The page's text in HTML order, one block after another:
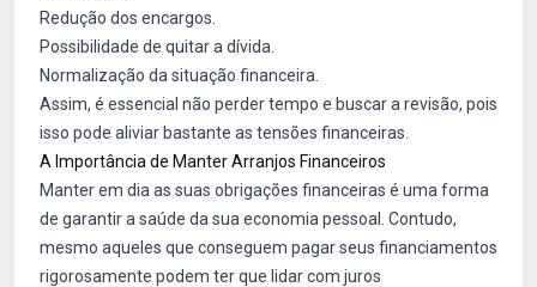
Redução dos encargos.
Possibilidade de quitar a dívida.
Normalização da situação financeira.
Assim, é essencial não perder tempo e buscar a revisão, pois
isso pode aliviar bastante as tensões financeiras.
A Importância de Manter Arranjos Financeiros
Manter em dia as suas obrigações financeiras é uma forma
de garantir a saúde da sua economia pessoal. Contudo,
mesmo aqueles que conseguem pagar seus financiamentos
rigorosamente podem ter que lidar com juros